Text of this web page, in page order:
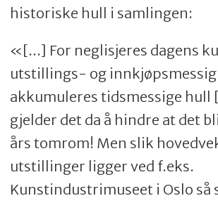
historiske hull i samlingen:
«[...] For neglisjeres dagens
utstillings- og innkjøpsmessig
akkumuleres tidsmessige hull
gjelder det da å hindre at det
års tomrom! Men slik
utstillinger ligger ved f.eks.
Kunstindustrimuseet i Oslo så